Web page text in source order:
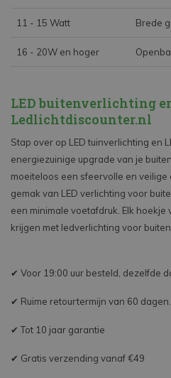
11 - 15 Watt Brede
16 - 20W en hoger
LED buitenverlichting
Ledlichtdiscounter.nl
Stap over op LED tuinverlichting en
energiezuinige upgrade van je
moeiteloos een sfeervolle en
gemak van LED verlichting voor
een minimale voetafdruk. Elk
krijgen met ledverlichting voor
✔ Voor 19:00 uur besteld, dezelfde
✔ Ruime retourtermijn van 60 dagen.
✔ Tot 10 jaar garantie
✔ Gratis verzending vanaf €49